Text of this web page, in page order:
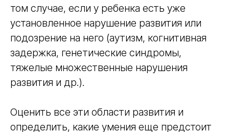
том случае, если у ребенка есть уже
установленное нарушение развития или
подозрение на него (аутизм, когнитивная
задержка, генетические синдромы,
тяжелые множественные нарушения
развития и др.).
Оценить все эти области развития и
определить, какие умения еще предстоит